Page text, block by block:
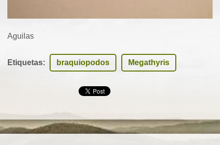
Aguilas
Etiquetas: braquiopodos Megathyris